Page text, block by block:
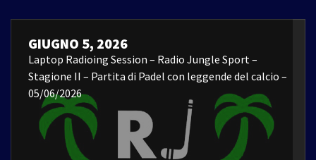
GIUGNO 5, 2026
Laptop Radioing Session – Radio Jungle Sport –
Stagione II – Partita di Padel con leggende del calcio –
05/06/2026